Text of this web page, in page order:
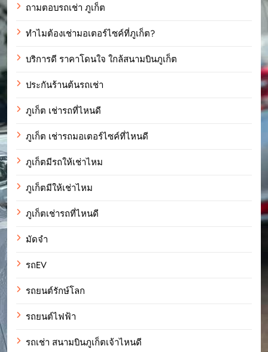
ถามตอบรถเช่า ภูเก็ต
ทำไมต้องเช่ามอเตอร์ไซค์ที่ภูเก็ต?
บริการดี ราคาโดนใจ ใกล้สนามบินภูเก็ต
ประกันร้านต้นรถเช่า
ภูเก็ต เช่ารถที่ไหนดี
ภูเก็ต เช่ารถมอเตอร์ไซค์ที่ไหนดี
ภูเก็ตมีรถให้เช่าไหม
ภูเก็ตมีให้เช่าไหม
ภูเก็ตเช่ารถที่ไหนดี
มัดจำ
รถEV
รถยนต์รักษ์โลก
รถยนต์ไฟฟ้า
รถเช่า สนามบินภูเก็ตเจ้าไหนดี